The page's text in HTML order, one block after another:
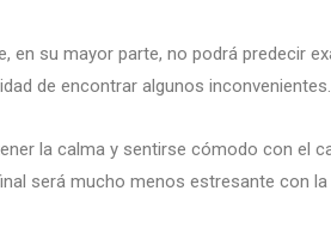
en su mayor parte, no podrá predecir
de encontrar algunos inconvenientes.
la calma y sentirse cómodo con el
será mucho menos estresante con